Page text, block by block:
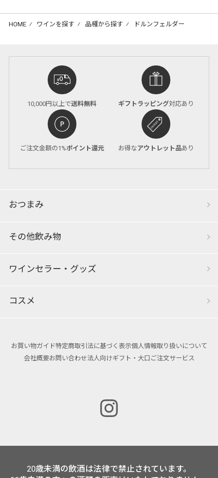
HOME ⁄ ワインを探す ⁄ 品種から探す ⁄ ドルンフェルダー
10,000円以上で送料無料 ギフトラッピング対応あり
ご注文金額の1%ポイント還元 お得なアウトレット品あり
おつまみ
その他飲み物
ワインセラー・グッズ
コスメ
お買い物ガイド特定商取引法に基づく表示個人情報取り扱いについて
会社概要お問い合わせ法人向けギフト・大口ご注文サービス
20歳未満の飲酒は法律で禁止されています。